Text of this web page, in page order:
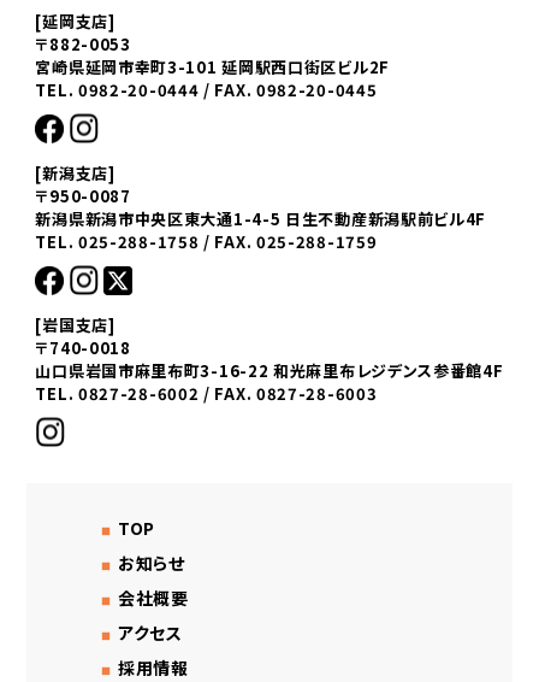
[延岡支店]
〒882-0053
宮崎県延岡市幸町3-101 延岡駅西口街区ビル2F
TEL. 0982-20-0444 / FAX. 0982-20-0445
[新潟支店]
〒950-0087
新潟県新潟市中央区東大通1-4-5 日生不動産新潟駅前ビル4F
TEL. 025-288-1758 / FAX. 025-288-1759
[岩国支店]
〒740-0018
山口県岩国市麻里布町3-16-22 和光麻里布レジデンス参番館4F
TEL. 0827-28-6002 / FAX. 0827-28-6003
TOP
お知らせ
会社概要
アクセス
採用情報